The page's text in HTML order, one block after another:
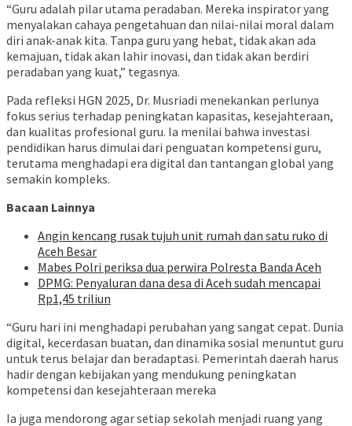
“Guru adalah pilar utama peradaban. Mereka inspirator yang
menyalakan cahaya pengetahuan dan nilai-nilai moral dalam
diri anak-anak kita. Tanpa guru yang hebat, tidak akan ada
kemajuan, tidak akan lahir inovasi, dan tidak akan berdiri
peradaban yang kuat,” tegasnya.
Pada refleksi HGN 2025, Dr. Musriadi menekankan perlunya
fokus serius terhadap peningkatan kapasitas, kesejahteraan,
dan kualitas profesional guru. Ia menilai bahwa investasi
pendidikan harus dimulai dari penguatan kompetensi guru,
terutama menghadapi era digital dan tantangan global yang
semakin kompleks.
Bacaan Lainnya
Angin kencang rusak tujuh unit rumah dan satu ruko di
Aceh Besar
Mabes Polri periksa dua perwira Polresta Banda Aceh
DPMG: Penyaluran dana desa di Aceh sudah mencapai
Rp1,45 triliun
“Guru hari ini menghadapi perubahan yang sangat cepat. Dunia
digital, kecerdasan buatan, dan dinamika sosial menuntut guru
untuk terus belajar dan beradaptasi. Pemerintah daerah harus
hadir dengan kebijakan yang mendukung peningkatan
kompetensi dan kesejahteraan mereka
Ia juga mendorong agar setiap sekolah menjadi ruang yang